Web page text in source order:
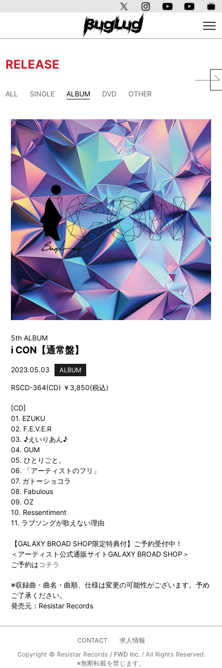
RELEASE
ALL SINGLE ALBUM DVD OTHER
5th ALBUM
i CON【通常盤】
2023.05.03 ALBUM
RSCD-364(CD) ￥3,850(税込)
[CD]
01. EZUKU
02. F.E.V.E.R
03. ♪えいりあん♪
04. GUM
05. ひとりごと。
06. 「アーティストのフリ」
07. ガトーショコラ
08. Fabulous
09. OZ
10. Ressentiment
11. ラブソングが歌えない理由
【GALAXY BROAD SHOP限定特典付】ご予約受付中！
＜アーティスト公式通販サイトGALAXY BROAD SHOP＞
ご予約はコチラ
※収録曲・曲名・曲順、仕様は変更の可能性がございます。予め
ご了承ください。
発売元：Resistar Records
CONTACT
求人情報
Copyright © Resistar Records / FWD Inc./ All Rights Reserved.
※無断転載を禁じます。